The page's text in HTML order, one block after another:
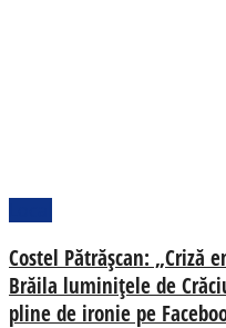
Costel Pătrășcan: „Criză
Brăila luminițele de
pline de ironie pe